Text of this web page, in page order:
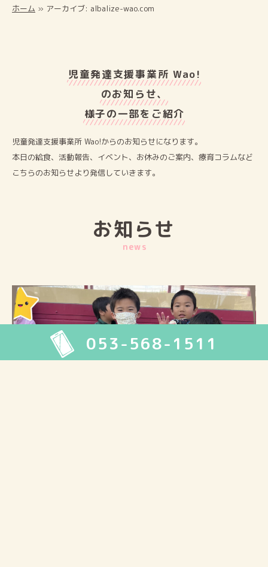
053-568-1511
ホーム » アーカイブ: albalize-wao.com
児童発達⽀援事業所 Wao!
のお知らせ、
様⼦の⼀部をご紹介
児童発達⽀援事業所 Wao!からのお知らせになります。
本⽇の給⾷、活動報告、イベント、お休みのご案内、療育コラムなど
こちらのお知らせより発信していきます。
お知らせ
news